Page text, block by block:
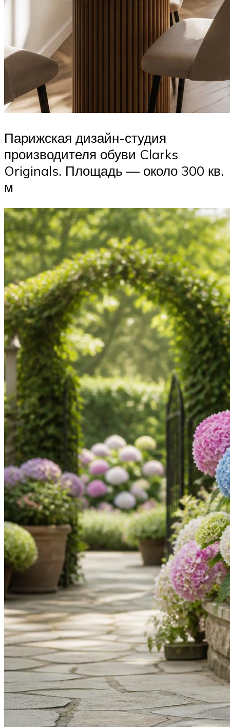
Парижская дизайн-студия
производителя обуви Clarks
Originals. Площадь — около 300 кв.
м